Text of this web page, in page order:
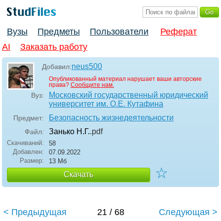
Вузы Предметы Пользователи
Реферат
AI
Заказать работу
Добавил:neus500
Опубликованный материал нарушает ваши авторские
права? Сообщите нам.
Вуз:
Московский государственный юридический
университет им. О.Е. Кутафина
Предмет: Безопасность жизнедеятельности
Файл: Занько Н.Г..pdf
Скачиваний:
58
Добавлен:
07.09.2022
Размер:
13 Мб
Скачать ☆
< Предыдущая 21 / 68 Следующая >